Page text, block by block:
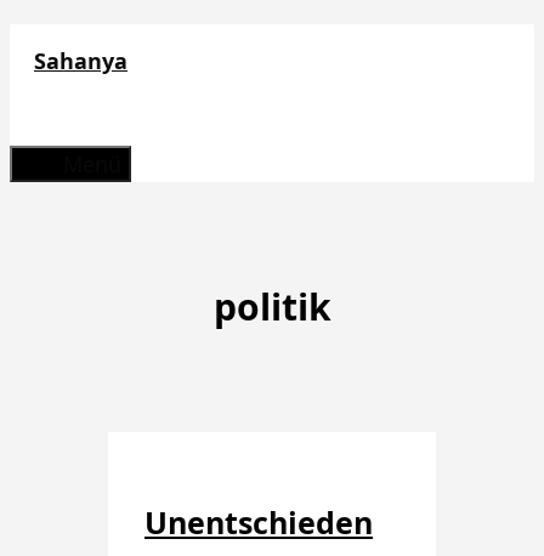
Sahanya
politik
Unentschieden